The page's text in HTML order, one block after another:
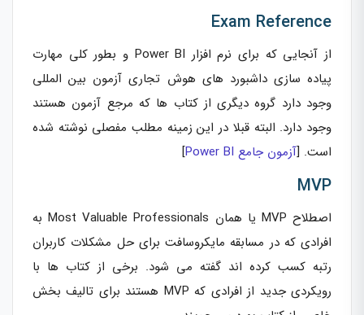
Exam Reference
از آنجایی که برای نرم افزار Power BI و بطور کلی مهارت
پیاده سازی داشبورد های هوش تجاری آزمون بین المللی
وجود دارد گروه دیگری از کتاب ها که مرجع آزمون هستند
وجود دارد. البته قبلا در این زمینه مطلب مفصلی نوشته شده
است. [آزمون جامع Power BI ]
MVP
اصطلاح MVP یا همان Most Valuable Professionals به
افرادی که در مسابقه مایکروسافت برای حل مشکلات کاربران
رتبه کسب کرده اند گفته می شود. برخی از کتاب ها با
رویکردی جدید از افرادی که MVP هستند برای تالیف بخش